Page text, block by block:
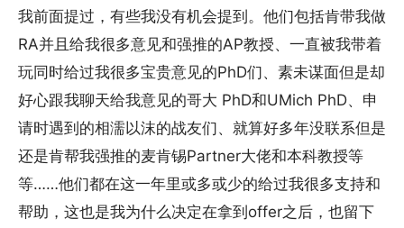
我前面提过，有些我没有机会提到。他们包括肯带我做
RA并且给我很多意见和强推的AP教授、一直被我带着
玩同时给过我很多宝贵意见的PhD们、素未谋面但是却
好心跟我聊天给我意见的哥大 PhD和UMich PhD、申
请时遇到的相濡以沫的战友们、就算好多年没联系但是
还是肯帮我强推的麦肯锡Partner大佬和本科教授等
等……他们都在这一年里或多或少的给过我很多支持和
帮助，这也是我为什么决定在拿到offer之后，也留下